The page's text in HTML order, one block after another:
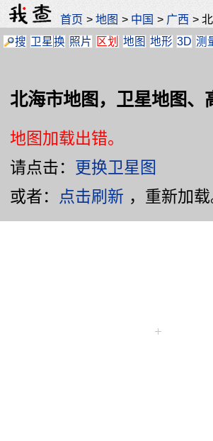
首页 >地图 > 中国 > 广西 >
搜 卫星换 照片 区划 地图 地形 3D 测
北海市地图，卫星地图、
地图加载出错。
请点击： 更换卫星图
或者： 点击刷新 ，重新加载